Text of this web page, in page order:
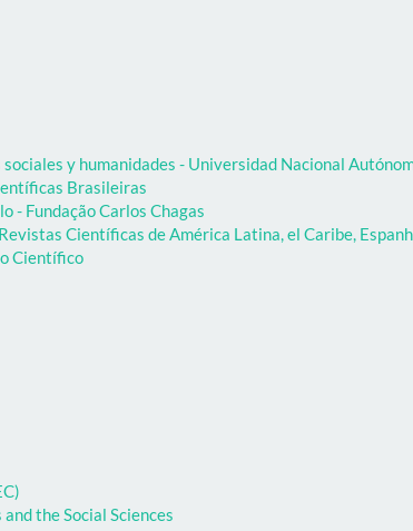
y humanidades - Universidad Nacional
Brasileiras
- Fundação Carlos Chagas
Científicas de América Latina, el Caribe,
Científico
the Social Sciences